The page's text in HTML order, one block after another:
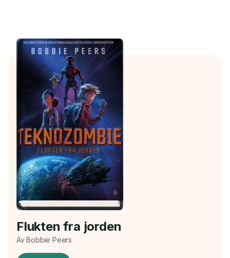
Flukten fra jorden
Av Bobbie Peers